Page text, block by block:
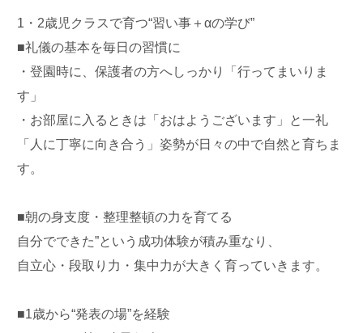
1・2歳児クラスで育つ“習い事＋αの学び”
■礼儀の基本を毎日の習慣に
・登園時に、保護者の方へしっかり「行ってまいりま
す」
・お部屋に入るときは「おはようございます」と一礼
「人に丁寧に向き合う」姿勢が日々の中で自然と育ちま
す。
■朝の身支度・整理整頓の力を育てる
自分でできた”という成功体験が積み重なり、
自立心・段取り力・集中力が大きく育っていきます。
■1歳から“発表の場”を経験